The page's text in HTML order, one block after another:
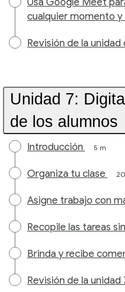
cualquier momento y
Revisión de la unidad
Unidad 7:
de los alumnos
Introducción 5 m
Organiza tu clase
Asigne trabajo con
Recopile las tareas
Brinda y recibe
Revisión de la unidad